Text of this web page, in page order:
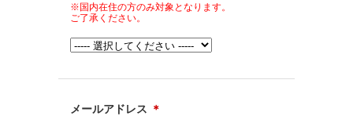
※国内在住の方のみ対象となります。
ご了承ください。
メールアドレス ＊